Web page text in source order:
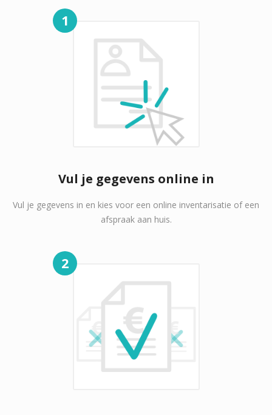
1
Vul je gegevens online in
Vul je gegevens in en kies voor een online inventarisatie of een
afspraak aan huis.
2